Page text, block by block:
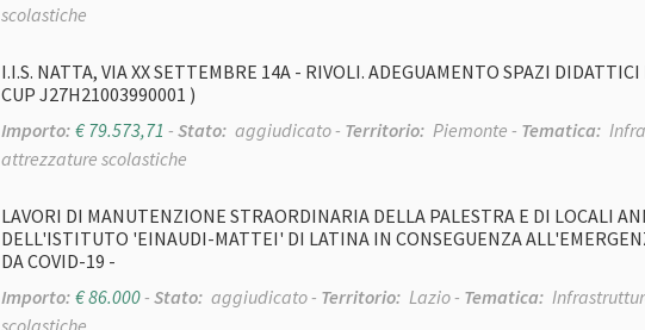
scolastiche
I.I.S. NATTA, VIA XX SETTEMBRE 14A - RIVOLI. ADEGUAMENTO SPAZI
CUP J27H21003990001 )
Importo: € 79.573,71 - Stato: aggiudicato - Territorio: Piemonte - Tematica:
attrezzature scolastiche
LAVORI DI MANUTENZIONE STRAORDINARIA DELLA PALESTRA E DI LOCALI
DELL'ISTITUTO 'EINAUDI-MATTEI' DI LATINA IN CONSEGUENZA
DA COVID-19 -
Importo: € 86.000- Stato: aggiudicato - Territorio: Lazio - Tematica: